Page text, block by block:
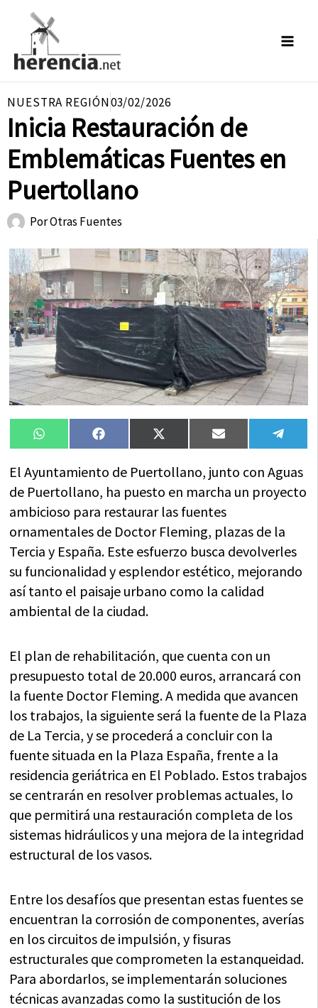
contenido
NUESTRA REGIÓN03/02/2026
Inicia Restauración de
Emblemáticas Fuentes en
Puertollano
PorOtras Fuentes
Compartir
en
WhatsAppCompartir
en
FacebookCompartir
en
X
(Twitter)
Compartir
en
Email
en
El Ayuntamiento de Puertollano, junto con Aguas
de Puertollano, ha puesto en marcha un proyecto
ambicioso para restaurar las fuentes
ornamentales de Doctor Fleming, plazas de la
Tercia y España. Este esfuerzo busca devolverles
su funcionalidad y esplendor estético, mejorando
así tanto el paisaje urbano como la calidad
ambiental de la ciudad.
El plan de rehabilitación, que cuenta con un
presupuesto total de 20.000 euros, arrancará con
la fuente Doctor Fleming. A medida que avancen
los trabajos, la siguiente será la fuente de la Plaza
de La Tercia, y se procederá a concluir con la
fuente situada en la Plaza España, frente a la
residencia geriátrica en El Poblado. Estos trabajos
se centrarán en resolver problemas actuales, lo
que permitirá una restauración completa de los
sistemas hidráulicos y una mejora de la integridad
estructural de los vasos.
Entre los desafíos que presentan estas fuentes se
encuentran la corrosión de componentes, averías
en los circuitos de impulsión, y fisuras
estructurales que comprometen la estanqueidad.
Para abordarlos, se implementarán soluciones
técnicas avanzadas como la sustitución de los